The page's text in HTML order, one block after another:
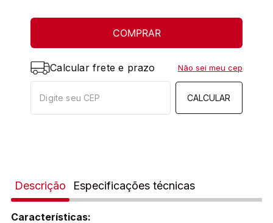
COMPRAR
Calcular frete e prazo
CALCULAR
Não sei meu cep
Descrição Especificações técnicas
Características: